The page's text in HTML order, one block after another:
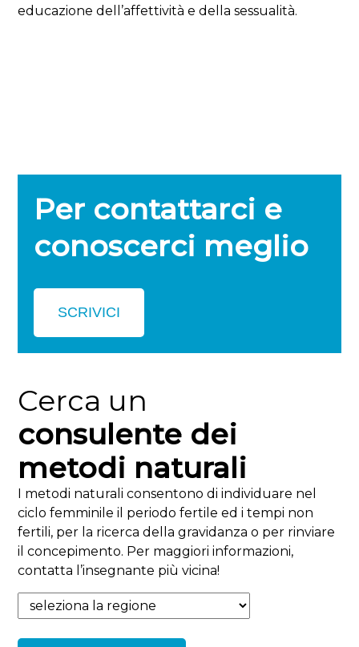
educazione dell’affettività e della sessualità.
Per contattarci e
conoscerci meglio
SCRIVICI
Cerca un
consulente dei
metodi naturali
I metodi naturali consentono di individuare nel
ciclo femminile il periodo fertile ed i tempi non
fertili, per la ricerca della gravidanza o per rinviare
il concepimento. Per maggiori informazioni,
contatta l’insegnante più vicina!